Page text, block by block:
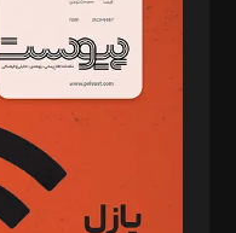
د‌بیر ناداستان: سمانه سمیع
د‌بیر خدمت و تجارت: ابوالفضل
د‌بیر حقوق فناوری:
د‌بیر پیوست جهان: مینا پاکدل
د‌بیر تحریریه آنلاین: بابک نقاش
تحریریه‌: مجتبی محمود‌ی،
مصطفی مسجدی آرانی،